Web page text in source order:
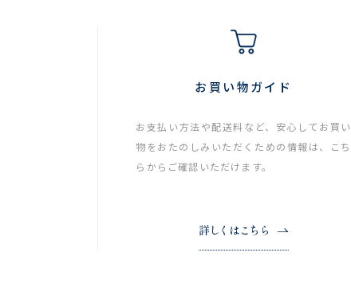
お買い物ガイド
お支払い方法や配送料など、安心してお買い
物をおたのしみいただくための情報は、こち
らからご確認いただけます。
詳しくはこちら